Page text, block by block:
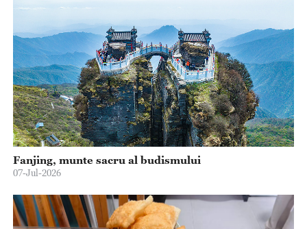
Fanjing, munte sacru al budismului
07-Jul-2026